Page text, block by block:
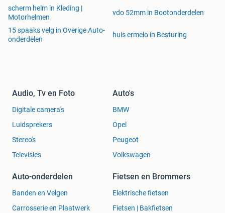
scherm helm in Kleding |
Motorhelmen
vdo 52mm in Bootonderdelen
15 spaaks velg in Overige Auto-
onderdelen
huis ermelo in Besturing
Audio, Tv en Foto
Digitale camera's
Luidsprekers
Stereo's
Televisies
Auto's
BMW
Opel
Peugeot
Volkswagen
Auto-onderdelen
Banden en Velgen
Carrosserie en Plaatwerk
Fietsen en Brommers
Elektrische fietsen
Fietsen | Bakfietsen